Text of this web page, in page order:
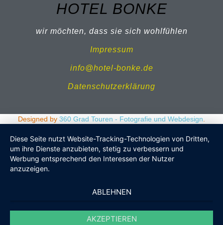
HOTEL BONKE
wir möchten, dass sie sich wohlfühlen
Impressum
info@hotel-bonke.de
Datenschutzerklärung
Designed by 360 Grad Touren - Fotografie und Webdesign
Diese Seite nutzt Website-Tracking-Technologien von Dritten,
um ihre Dienste anzubieten, stetig zu verbessern und
Werbung entsprechend den Interessen der Nutzer
anzuzeigen.
ABLEHNEN
AKZEPTIEREN